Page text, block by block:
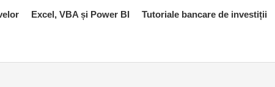
Excel, VBA și Power BI Tutoriale bancare de investiții